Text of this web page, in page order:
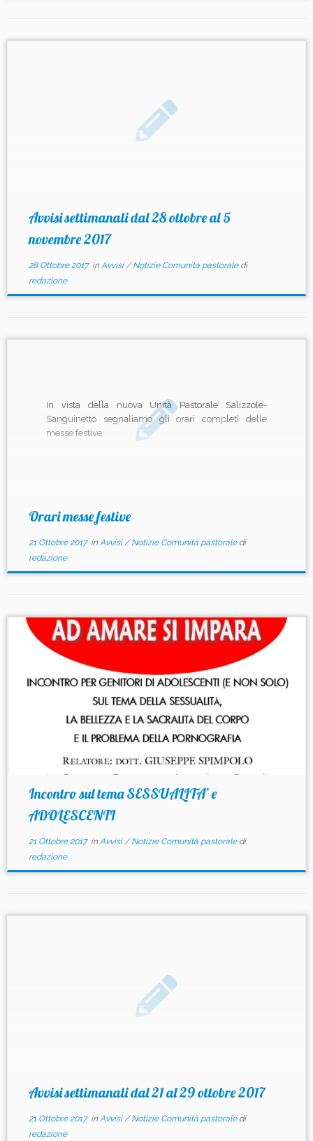
Avvisi settimanali dal 28 ottobre al 5
novembre 2017
28 Ottobre 2017inAvvisi/Notizie Comunità pastorale di
redazione
In vista della nuova Unità Pastorale Salizzole-
Sanguinetto segnaliamo gli orari completi delle
messe festive:
Orari messe festive
21 Ottobre 2017inAvvisi/Notizie Comunità pastorale di
redazione
Incontro sul tema SESSUALITA’ e
ADOLESCENTI
21 Ottobre 2017inAvvisi/Notizie Comunità pastorale di
redazione
Avvisi settimanali dal 21 al 29 ottobre 2017
21 Ottobre 2017inAvvisi/Notizie Comunità pastorale di
redazione